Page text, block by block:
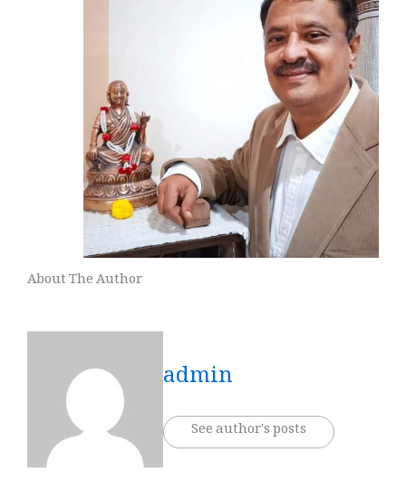
About The Author
admin
See author's posts